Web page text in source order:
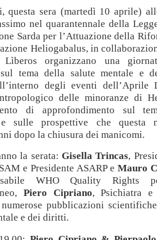
questa sera (martedì 10 aprile)
nel quarantennale della
Sarda per l’Attuazione della
Heliogabalus, in
organizzano una
tema della salute mentale e
degli eventi
delle minoranze di
di approfondimento sul
sulle prospettive che questa
dopo la chiusura dei manicomi.
la serata: Gisella Trincas,
e Presidente ASARP e Mauro
WHO Quality Rights
Piero Cipriano, Psichiatra e
pubblicazioni
e dei diritti.